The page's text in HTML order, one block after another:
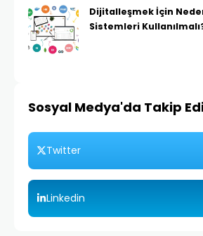
Dijitalleşmek İçin
Sistemleri
Sosyal Medya'da Takip
Twitter
Linkedin